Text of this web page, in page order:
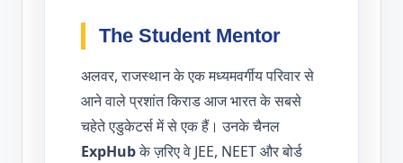
The Student Mentor
अलवर, राजस्थान के एक मध्यमवर्गीय परिवार से
आने वाले प्रशांत किराड आज भारत के सबसे
चहेते एडुकेटर्स में से एक हैं। उनके चैनल
ExpHubके ज़रिए वे JEE, NEET और बोर्ड